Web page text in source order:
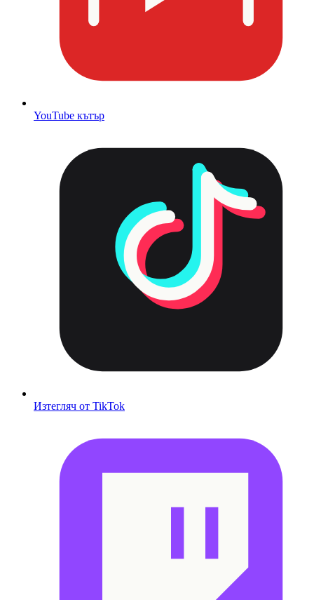
YouTube кътър
Изтегляч от TikTok